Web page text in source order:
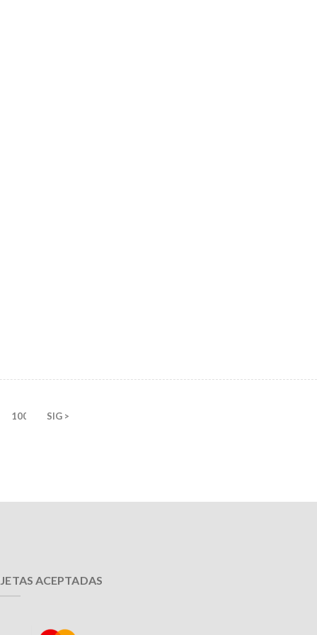
100 SIG >
ACEPTADAS